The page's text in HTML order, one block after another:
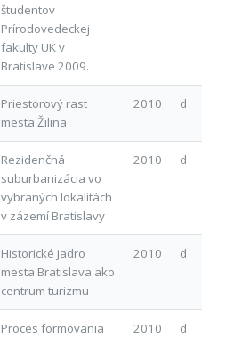
študentov
Prírodovedeckej
fakulty UK v
Bratislave 2009.
Priestorový rast
mesta Žilina
2010 d
Rezidenčná
suburbanizácia vo
vybraných lokalitách
v zázemí Bratislavy
2010 d
Historické jadro
mesta Bratislava ako
centrum turizmu
2010 d
Proces formovania
2010 d